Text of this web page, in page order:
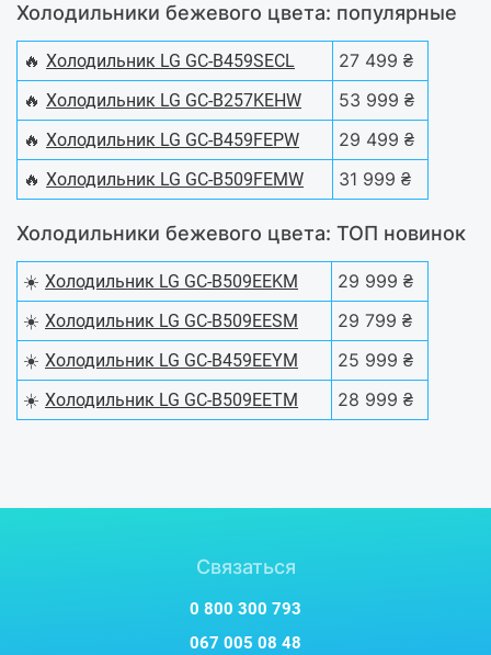
Холодильники бежевого цвета: популярные
🔥 Холодильник LG GC-B459SECL
27 499 ₴
🔥 Холодильник LG GC-B257KEHW
53 999 ₴
🔥 Холодильник LG GC-B459FEPW
29 499 ₴
🔥 Холодильник LG GC-B509FEMW 31 999 ₴
Холодильники бежевого цвета: ТОП новинок
☀️ Холодильник LG GC-B509EEKM
29 999 ₴
☀️ Холодильник LG GC-B509EESM
29 799 ₴
☀️ Холодильник LG GC-B459EEYM
25 999 ₴
☀️ Холодильник LG GC-B509EETM 28 999 ₴
Связаться
0 800 300 793
067 005 08 48